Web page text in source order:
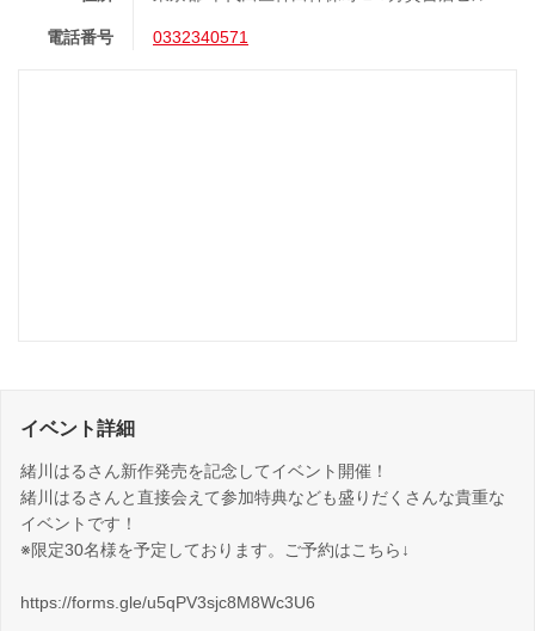
電話番号 0332340571
イベント詳細
緒川はるさん新作発売を記念してイベント開催！
緒川はるさんと直接会えて参加特典なども盛りだくさんな貴重な
イベントです！
※限定30名様を予定しております。ご予約はこちら↓
https://forms.gle/u5qPV3sjc8M8Wc3U6